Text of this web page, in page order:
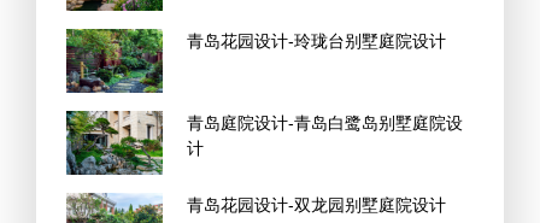
青岛花园设计-玲珑台别墅庭院设计
青岛庭院设计-青岛白鹭岛别墅庭院设
计
青岛花园设计-双龙园别墅庭院设计